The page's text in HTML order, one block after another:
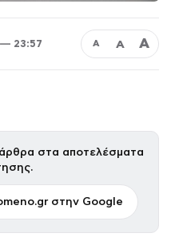
23:57 Α Α Α
στα αποτελέσματα
στην Google